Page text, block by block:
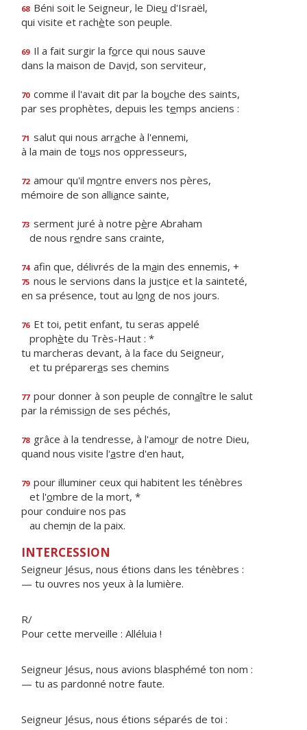
68 Béni soit le Seigneur, le Dieu d'Israël,
qui visite et rachète son peuple.
69 Il a fait surgir la force qui nous sauve
dans la maison de David, son serviteur,
70 comme il l'avait dit par la bouche des saints,
par ses prophètes, depuis les temps anciens :
71 salut qui nous arrache à l'ennemi,
à la main de tous nos oppresseurs,
72 amour qu'il montre envers nos pères,
mémoire de son alliance sainte,
73 serment juré à notre père Abraham
de nous rendre sans crainte,
74 afin que, délivrés de la main des ennemis, +
75 nous le servions dans la justice et la sainteté,
en sa présence, tout au long de nos jours.
76 Et toi, petit enfant, tu seras appelé
prophète du Très-Haut : *
tu marcheras devant, à la face du Seigneur,
et tu prépareras ses chemins
77 pour donner à son peuple de connaître le salut
par la rémission de ses péchés,
78 grâce à la tendresse, à l'amour de notre Dieu,
quand nous visite l'astre d'en haut,
79 pour illuminer ceux qui habitent les ténèbres
et l'ombre de la mort, *
pour conduire nos pas
au chemin de la paix.
INTERCESSION
Seigneur Jésus, nous étions dans les ténèbres :
— tu ouvres nos yeux à la lumière.
R/
Pour cette merveille : Alléluia !
Seigneur Jésus, nous avions blasphémé ton nom :
— tu as pardonné notre faute.
Seigneur Jésus, nous étions séparés de toi :